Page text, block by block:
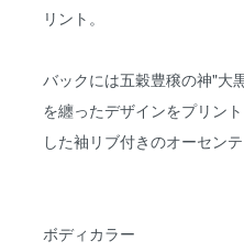
リント。
バックには五穀豊穣の神"大
を纏ったデザインをプリン
した袖リブ付きのオーセン
ボディカラー